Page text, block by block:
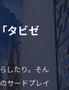
タビゼ
したり。そん
サードプレイ